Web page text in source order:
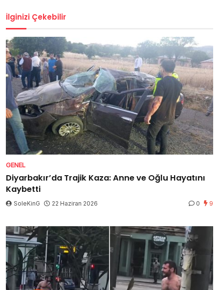
İlginizi Çekebilir
GENEL
Diyarbakır’da Trajik Kaza: Anne ve Oğlu Hayatını
Kaybetti
SoleKinG 22 Haziran 2026 0 9